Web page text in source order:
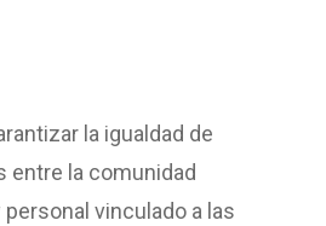
la igualdad de
entre la comunidad
vinculado a las